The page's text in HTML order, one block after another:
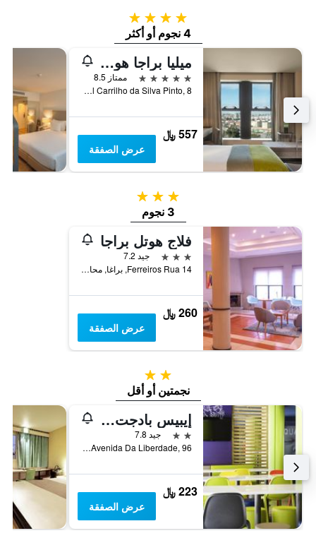
4 نجوم
4 نجوم أو أكثر
ميليا براجا هوتل آند سبا
5 نجوم
ممتاز 8.5
Av. General Carrilho da Silva Pinto, 8, براغا, محافظة براغا, البرتغال
557 ﷼
عرض الصفقة
3 نجوم
3 نجوم
فلاج هوتل براجا
3 نجوم
جيد 7.2
14 Ferreiros Rua, براغا, محافظة براغا, البرتغال
260 ﷼
عرض الصفقة
2 نجمتين
نجمتين أو أقل
إيبيس بادجت براجا سنترو
2 نجمتين
جيد 7.8
Avenida Da Liberdade, 96, براغا, محافظة براغا, البرتغال
223 ﷼
عرض الصفقة